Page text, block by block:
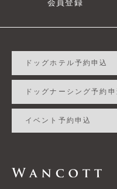
会員登録
ドッグホテル予約申込
ドッグナーシング予約申
イベント予約申込